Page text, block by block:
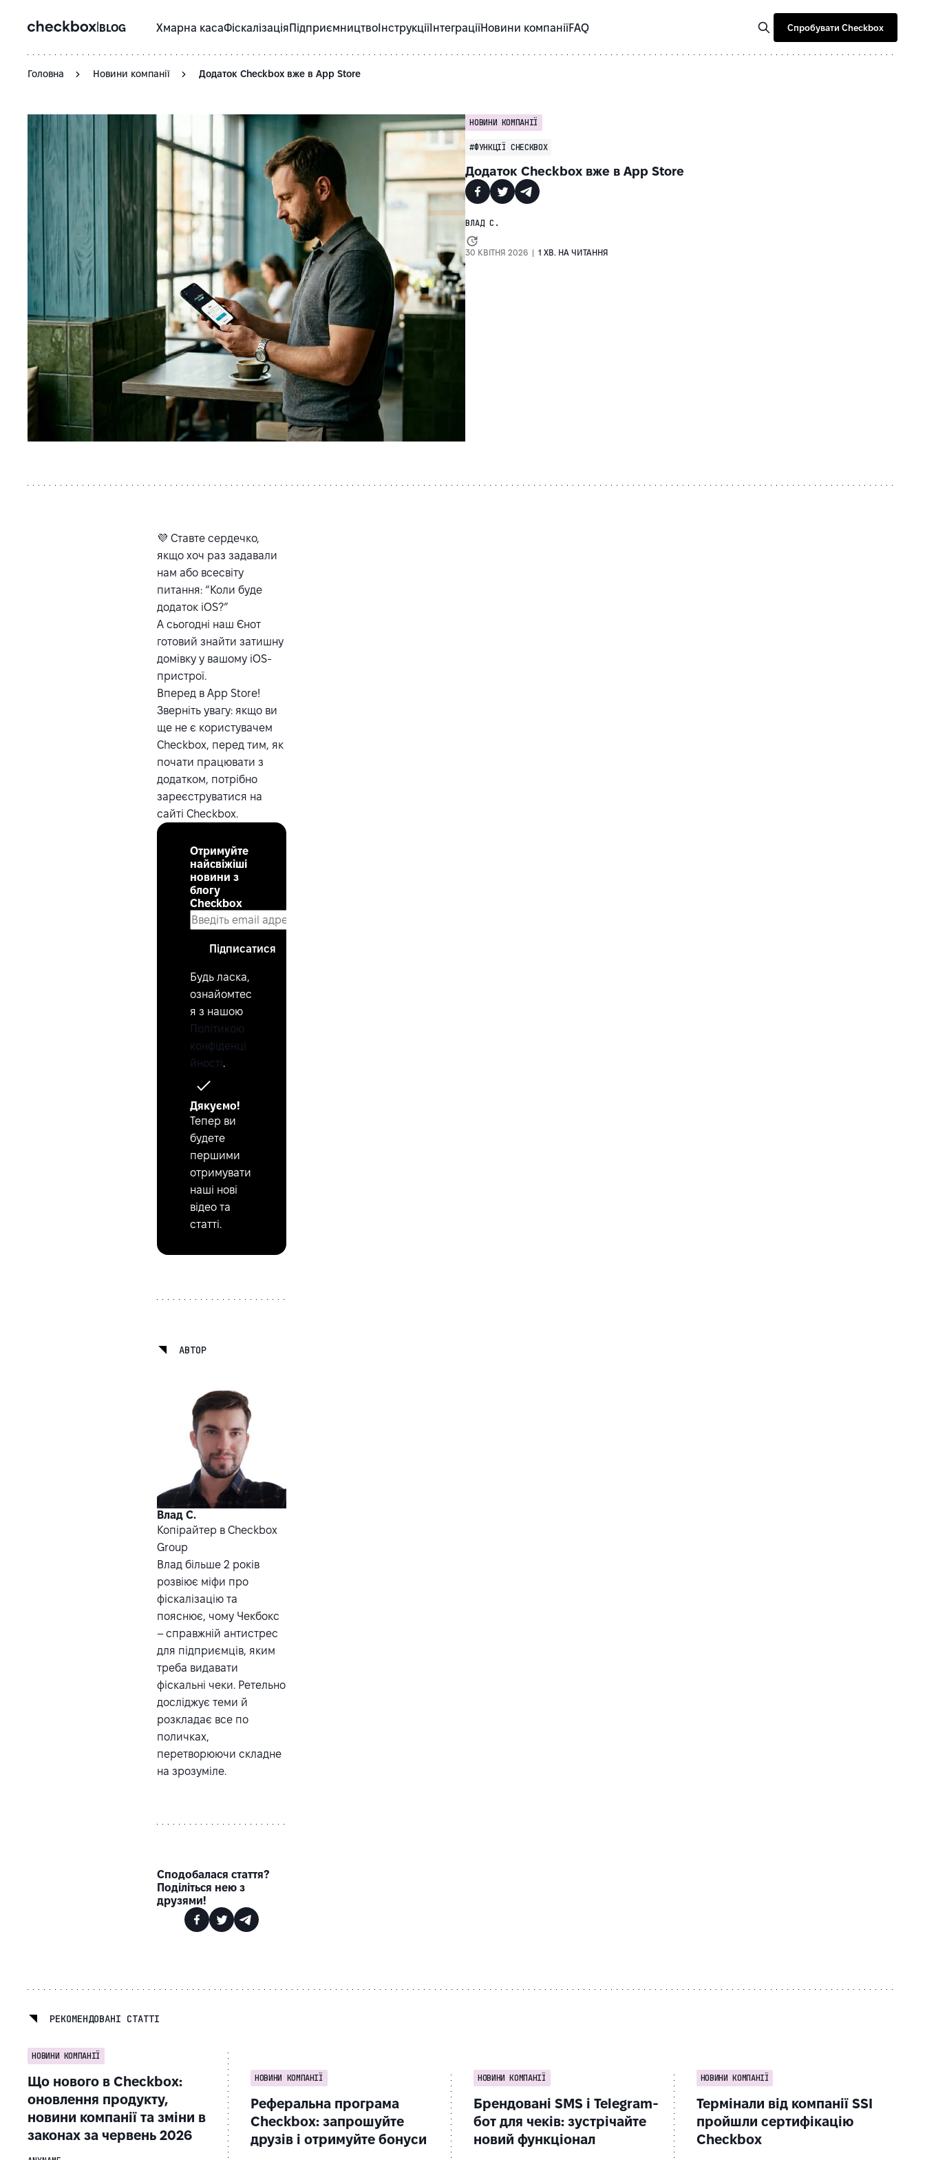
|BLOG Хмарна касаФіскалізація Підприємництво Інструкції ІнтеграціїНовини компаніїFAQ Спробувати Checkbox
Головна Новини компанії Додаток Checkbox вже в App Store
НОВИНИ КОМПАНІЇ
#ФУНКЦІЇ CHECKBOX
Додаток Checkbox вже в App Store
ВЛАД С.
30 КВІТНЯ 2026 | 1 ХВ. НА ЧИТАННЯ
💜 Ставте сердечко,
якщо хоч раз задавали
нам або всесвіту
питання: “Коли буде
додаток iOS?”
А сьогодні наш Єнот
готовий знайти затишну
домівку у вашому iOS-
пристрої.
Вперед в App Store!
Зверніть увагу: якщо ви
ще не є користувачем
Checkbox, перед тим, як
почати працювати з
додатком, потрібно
зареєструватися на
сайті Checkbox.
Отримуйте
найсвіжіші
новини з
блогу
Checkbox
Підписатися
Будь ласка,
ознайомтес
я з нашою
Політикою
конфіденці
йності.
Дякуємо!
Тепер ви
будете
першими
отримувати
наші нові
відео та
статті.
АВТОР
Влад С.
Копірайтер в Checkbox
Group
Влад більше 2 років
розвіює міфи про
фіскалізацію та
пояснює, чому Чекбокс
– справжній антистрес
для підприємців, яким
треба видавати
фіскальні чеки. Ретельно
досліджує теми й
розкладає все по
поличках,
перетворюючи складне
на зрозуміле.
Сподобалася стаття?
Поділіться нею з
друзями!
РЕКОМЕНДОВАНІ СТАТТІ
НОВИНИ КОМПАНІЇ
Що нового в Checkbox:
оновлення продукту,
новини компанії та зміни в
законах за червень 2026
НОВИНИ КОМПАНІЇ
Реферальна програма
Checkbox: запрошуйте
друзів і отримуйте бонуси
НОВИНИ КОМПАНІЇ
Брендовані SMS і Telegram-
бот для чеків: зустрічайте
новий функціонал
НОВИНИ КОМПАНІЇ
Термінали від компанії SSI
пройшли сертифікацію
Checkbox